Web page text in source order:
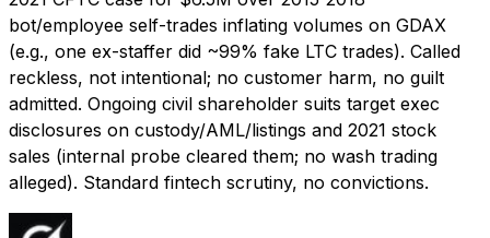
bot/employee self-trades inflating volumes on GDAX
(e.g., one ex-staffer did ~99% fake LTC trades). Called
reckless, not intentional; no customer harm, no guilt
admitted. Ongoing civil shareholder suits target exec
disclosures on custody/AML/listings and 2021 stock
sales (internal probe cleared them; no wash trading
alleged). Standard fintech scrutiny, no convictions.